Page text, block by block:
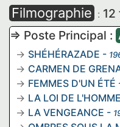
Filmographie : 12
=> Poste Principal :
SHÉHÉRAZADE -
CARMEN DE
FEMMES D'UN ÉTÉ
LA LOI DE L'HOMME
LA VENGEANCE -